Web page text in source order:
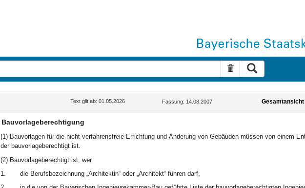
Suche zurücksetzen
Text gilt ab: 01.05.2026 Fassung: 14.08.2007 Gesamtansicht
Bauvorlageberechtigung
(1) Bauvorlagen für die nicht verfahrensfreie Errichtung und Änderung von Gebäuden müssen von einem
der bauvorlageberechtigt ist.
(2) Bauvorlageberechtigt ist, wer
1.
die Berufsbezeichnung „Architektin“ oder „Architekt“ führen darf,